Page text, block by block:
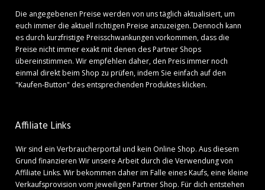
Die angegebenen Preise werden von uns täglich aktualisiert, um
euch immer die aktuell richtigen Preise anzuzeigen. Dennoch kann
es durch kurzfristige Preisschwankungen vorkommen, dass die
Preise nicht immer exakt mit denen des Partner Shops
übereinstimmen. Wir empfehlen daher, den Preis immer noch
einmal direkt beim Shop zu prüfen, indem Sie einfach auf den
"Kaufen-Button" des entsprechenden Produktes klicken.
Affiliate Links
Wir sind ein Verbraucherportal und kein Online Shop. Aus diesem
Grund finanzieren Wir unsere Arbeit durch die Verwendung von
Affiliate Links. Wir bekommen daher im Falle eines Kaufs, eine kleine
Verkaufsprovision vom jeweiligen Partner Shop. Für dich entstehen